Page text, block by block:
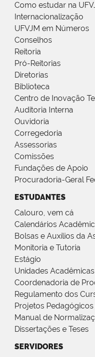
Como estudar na
Internacionalização
UFVJM em Números
Conselhos
Reitoria
Pró-Reitorias
Diretorias
Biblioteca
Centro de Inovação
Auditoria Interna
Ouvidoria
Corregedoria
Assessorias
Comissões
Fundações de Apoio
Procuradoria-Geral
ESTUDANTES
Calouro, vem cá
Calendários
Bolsas e Auxílios da
Monitoria e Tutoria
Estágio
Unidades Acadêmicas
Coordenadoria de
Regulamento dos
Projetos
Manual de
Dissertações e Teses
SERVIDORES